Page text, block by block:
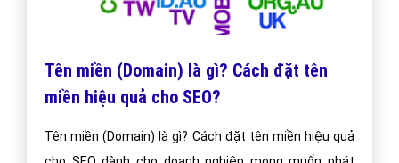
Tên miền (Domain) là gì? Cách đặt tên
miền hiệu quả cho SEO?
Tên miền (Domain) là gì? Cách đặt tên miền hiệu quả